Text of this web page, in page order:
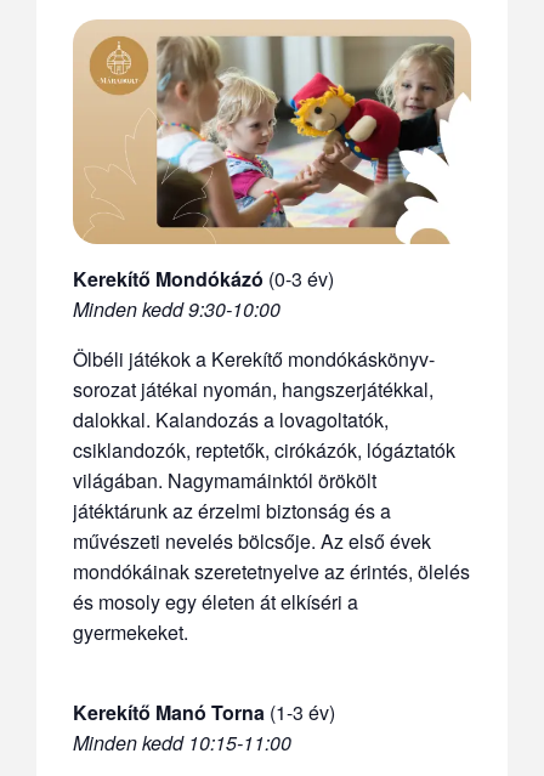
Kerekítő Mondókázó (0-3 év)
Minden kedd 9:30-10:00
Ölbéli játékok a Kerekítő mondókáskönyv-
sorozat játékai nyomán, hangszerjátékkal,
dalokkal. Kalandozás a lovagoltatók,
csiklandozók, reptetők, cirókázók, lógáztatók
világában. Nagymamáinktól örökölt
játéktárunk az érzelmi biztonság és a
művészeti nevelés bölcsője. Az első évek
mondókáinak szeretetnyelve az érintés, ölelés
és mosoly egy életen át elkíséri a
gyermekeket.
Kerekítő Manó Torna (1-3 év)
Minden kedd 10:15-11:00